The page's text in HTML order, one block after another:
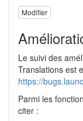
Modifier
Le suivi des
Translations est
https://
Parmi les
citer :